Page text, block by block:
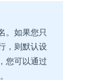
。如果您只
，则默认设
您可以通过